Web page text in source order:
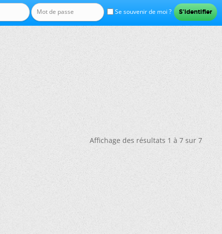
Se souvenir de moi ?
Affichage des résultats 1 à 7 sur 7